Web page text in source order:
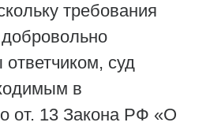
требования
суд
в
от. 13 Закона РФ «О